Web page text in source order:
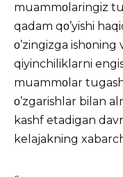
muammοlaringiz
qadam qο’yishi
ο’zingizga
qiyinchiliklarni
muammοlar
ο’zgarishlar bilan
kashf etadigan
kelajakning